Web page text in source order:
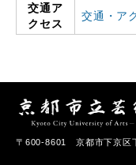
交通ア
クセス
交通・ア
〒600-8601 京都市下京区